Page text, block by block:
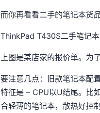
而你再看看二手的笔记本货品
ThinkPad T430S二手笔记本
上图是某店家的报价单。为
要注意几点：旧款笔记本配
特征是 – CPU以U结尾。比
合轻薄的笔记本，散热好控